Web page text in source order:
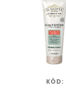
KÓD: